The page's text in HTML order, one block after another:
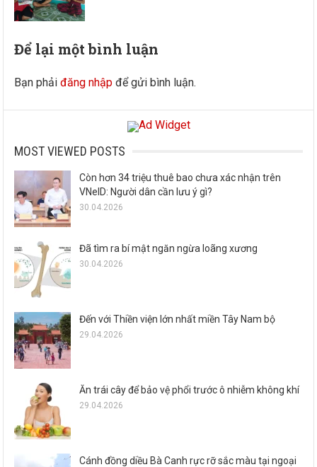
Để lại một bình luận
Bạn phảiđăng nhập để gửi bình luận.
MOST VIEWED POSTS
Còn hơn 34 triệu thuê bao chưa xác nhận trên
VNeID: Người dân cần lưu ý gì?
30.04.2026
Đã tìm ra bí mật ngăn ngừa loãng xương
30.04.2026
Đến với Thiền viện lớn nhất miền Tây Nam bộ
29.04.2026
Ăn trái cây để bảo vệ phổi trước ô nhiễm không khí
29.04.2026
Cánh đồng diều Bà Canh rực rỡ sắc màu tại ngoại